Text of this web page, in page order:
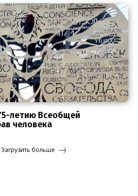
летию Всеобщей
человека
Загрузить больше